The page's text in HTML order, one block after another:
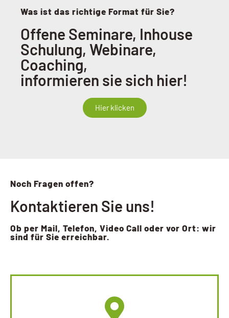
Was ist das richtige Format für Sie?
Offene Seminare, Inhouse
Schulung, Webinare,
Coaching,
informieren sie sich hier!
Hier klicken
Noch Fragen offen?
Kontaktieren Sie uns!
Ob per Mail, Telefon, Video Call oder vor Ort: wir
sind für Sie erreichbar.